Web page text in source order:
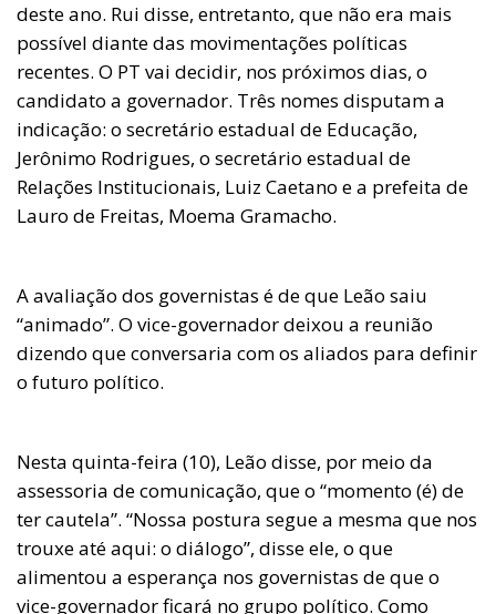
deste ano. Rui disse, entretanto, que não era mais
possível diante das movimentações políticas
recentes. O PT vai decidir, nos próximos dias, o
candidato a governador. Três nomes disputam a
indicação: o secretário estadual de Educação,
Jerônimo Rodrigues, o secretário estadual de
Relações Institucionais, Luiz Caetano e a prefeita de
Lauro de Freitas, Moema Gramacho.
A avaliação dos governistas é de que Leão saiu
“animado”. O vice-governador deixou a reunião
dizendo que conversaria com os aliados para definir
o futuro político.
Nesta quinta-feira (10), Leão disse, por meio da
assessoria de comunicação, que o “momento (é) de
ter cautela”. “Nossa postura segue a mesma que nos
trouxe até aqui: o diálogo”, disse ele, o que
alimentou a esperança nos governistas de que o
vice-governador ficará no grupo político. Como